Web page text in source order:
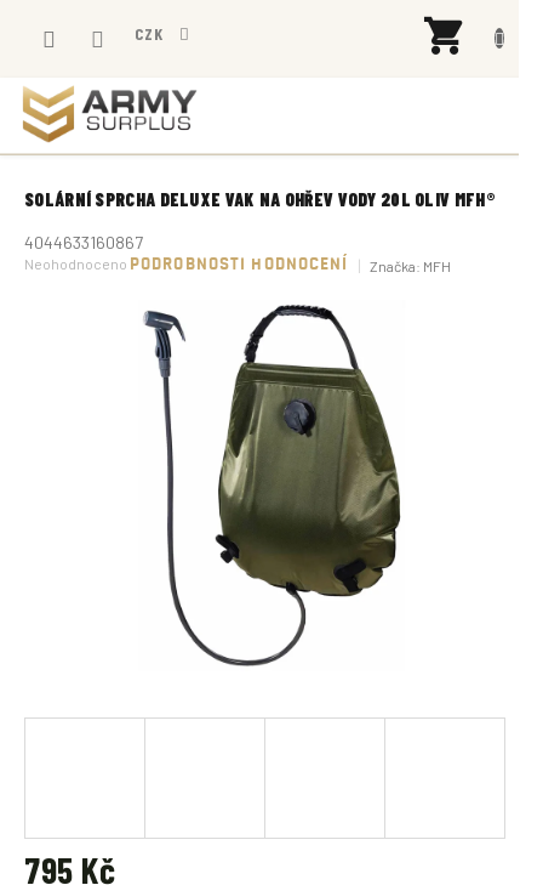
CZK
SOLÁRNÍ SPRCHA DELUXE VAK NA OHŘEV VODY 20L OLIV MFH®
4044633160867
Průměrné
Neohodnoceno PODROBNOSTI HODNOCENÍ Značka: MFH
795 Kč